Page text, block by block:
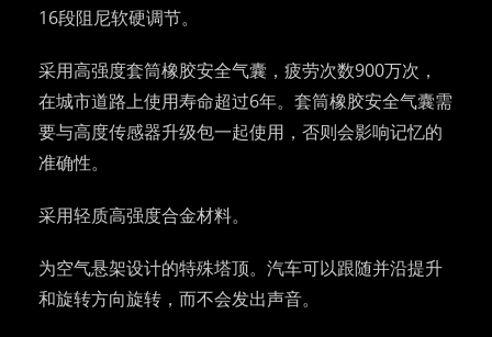
16段阻尼软硬调节。
采用高强度套筒橡胶安全气囊，疲劳次数900万次，
在城市道路上使用寿命超过6年。套筒橡胶安全气囊需
要与高度传感器升级包一起使用，否则会影响记忆的
准确性。
采用轻质高强度合金材料。
为空气悬架设计的特殊塔顶。汽车可以跟随并沿提升
和旋转方向旋转，而不会发出声音。